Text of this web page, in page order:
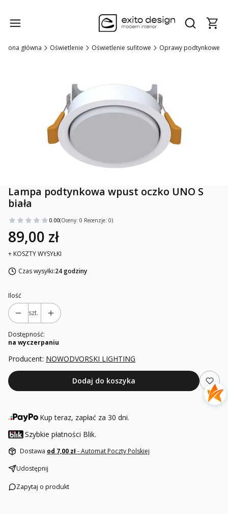
Otwórz
Strona główna Oświetlenie Oświetlenie sufitowe Oprawy podtynkowe
Lampa podtynkowa wpust oczko UNO S
biała
0.00(Oceny: 0 Recenzje: 0)
89,00 zł
+ KOSZTY WYSYŁKI
Czas wysyłki:24 godziny
Ilość
szt.
Dostępność:
na wyczerpaniu
Producent: NOWODVORSKI LIGHTING
Dodaj do koszyka
Kup teraz, zapłać za 30 dni.
Szybkie płatności Blik.
Dostawa od 7,00 zł- Automat Poczty Polskiej
Udostępnij
Zapytaj o produkt